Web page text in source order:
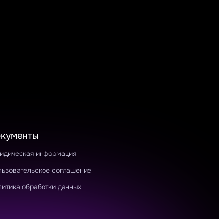
информация
соглашение
обработки данных